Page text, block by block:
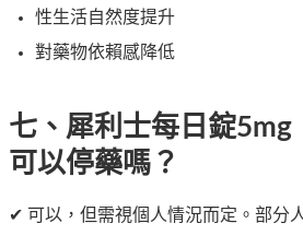
性生活自然度提升
對藥物依賴感降低
七、犀利士每日錠5mg
可以停藥嗎？
✔ 可以，但需視個人情況而定。部分